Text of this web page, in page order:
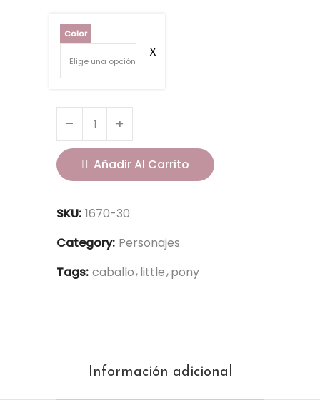
Color
Añadir Al Carrito
SKU: 1670-30
Category: Personajes
Tags: caballo little pony
Información adicional